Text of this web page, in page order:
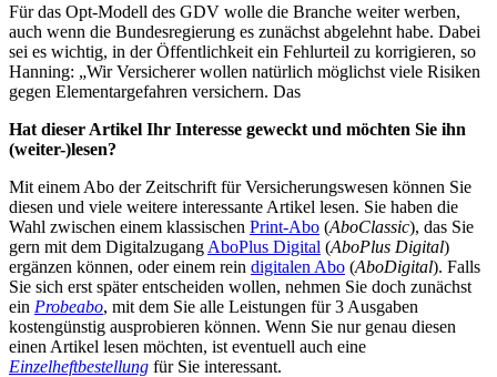
Für das Opt-Modell des GDV wolle die Branche weiter werben,
auch wenn die Bundesregierung es zunächst abgelehnt habe. Dabei
sei es wichtig, in der Öffentlichkeit ein Fehlurteil zu korrigieren, so
Hanning: „Wir Versicherer wollen natürlich möglichst viele Risiken
gegen Elementargefahren versichern. Das
Hat dieser Artikel Ihr Interesse geweckt und möchten Sie ihn
(weiter-)lesen?
Mit einem Abo der Zeitschrift für Versicherungswesen können Sie
diesen und viele weitere interessante Artikel lesen. Sie haben die
Wahl zwischen einem klassischen Print-Abo (AboClassic), das Sie
gern mit dem Digitalzugang AboPlus Digital (AboPlus Digital)
ergänzen können, oder einem rein digitalen Abo (AboDigital). Falls
Sie sich erst später entscheiden wollen, nehmen Sie doch zunächst
ein Probeabo, mit dem Sie alle Leistungen für 3 Ausgaben
kostengünstig ausprobieren können. Wenn Sie nur genau diesen
einen Artikel lesen möchten, ist eventuell auch eine
Einzelheftbestellung für Sie interessant.